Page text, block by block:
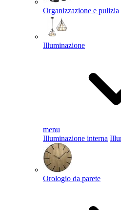
Organizzazione e pulizia
Illuminazione
menu
Illuminazione interna
Orologio da parete